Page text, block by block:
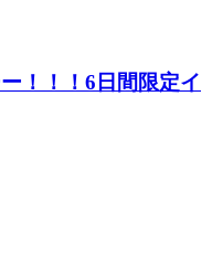
！！！6日間限定イ